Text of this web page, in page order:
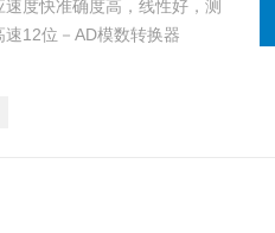
度快准确度高，线性好，测
12位－AD模数转换器